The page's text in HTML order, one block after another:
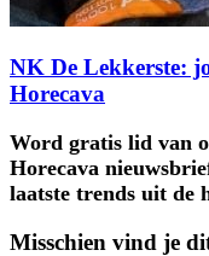
NK De Lekkerste:
Horecava
Word gratis lid van
Horecava
laatste trends uit de
Misschien vind je